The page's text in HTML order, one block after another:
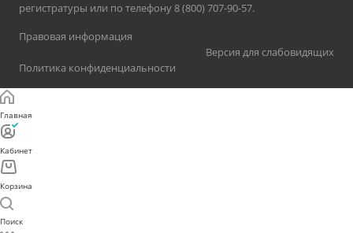
регистратуры или по телефону 8 (800) 707-90-57.
Правовая информация
Политика конфиденциальности
Версия для слабовидящих
Главная
Кабинет
Корзина
Поиск